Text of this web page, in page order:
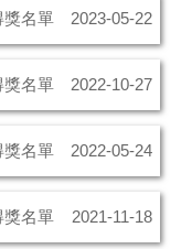
獎名單 2023-05-22
獎名單 2022-10-27
獎名單 2022-05-24
獎名單 2021-11-18